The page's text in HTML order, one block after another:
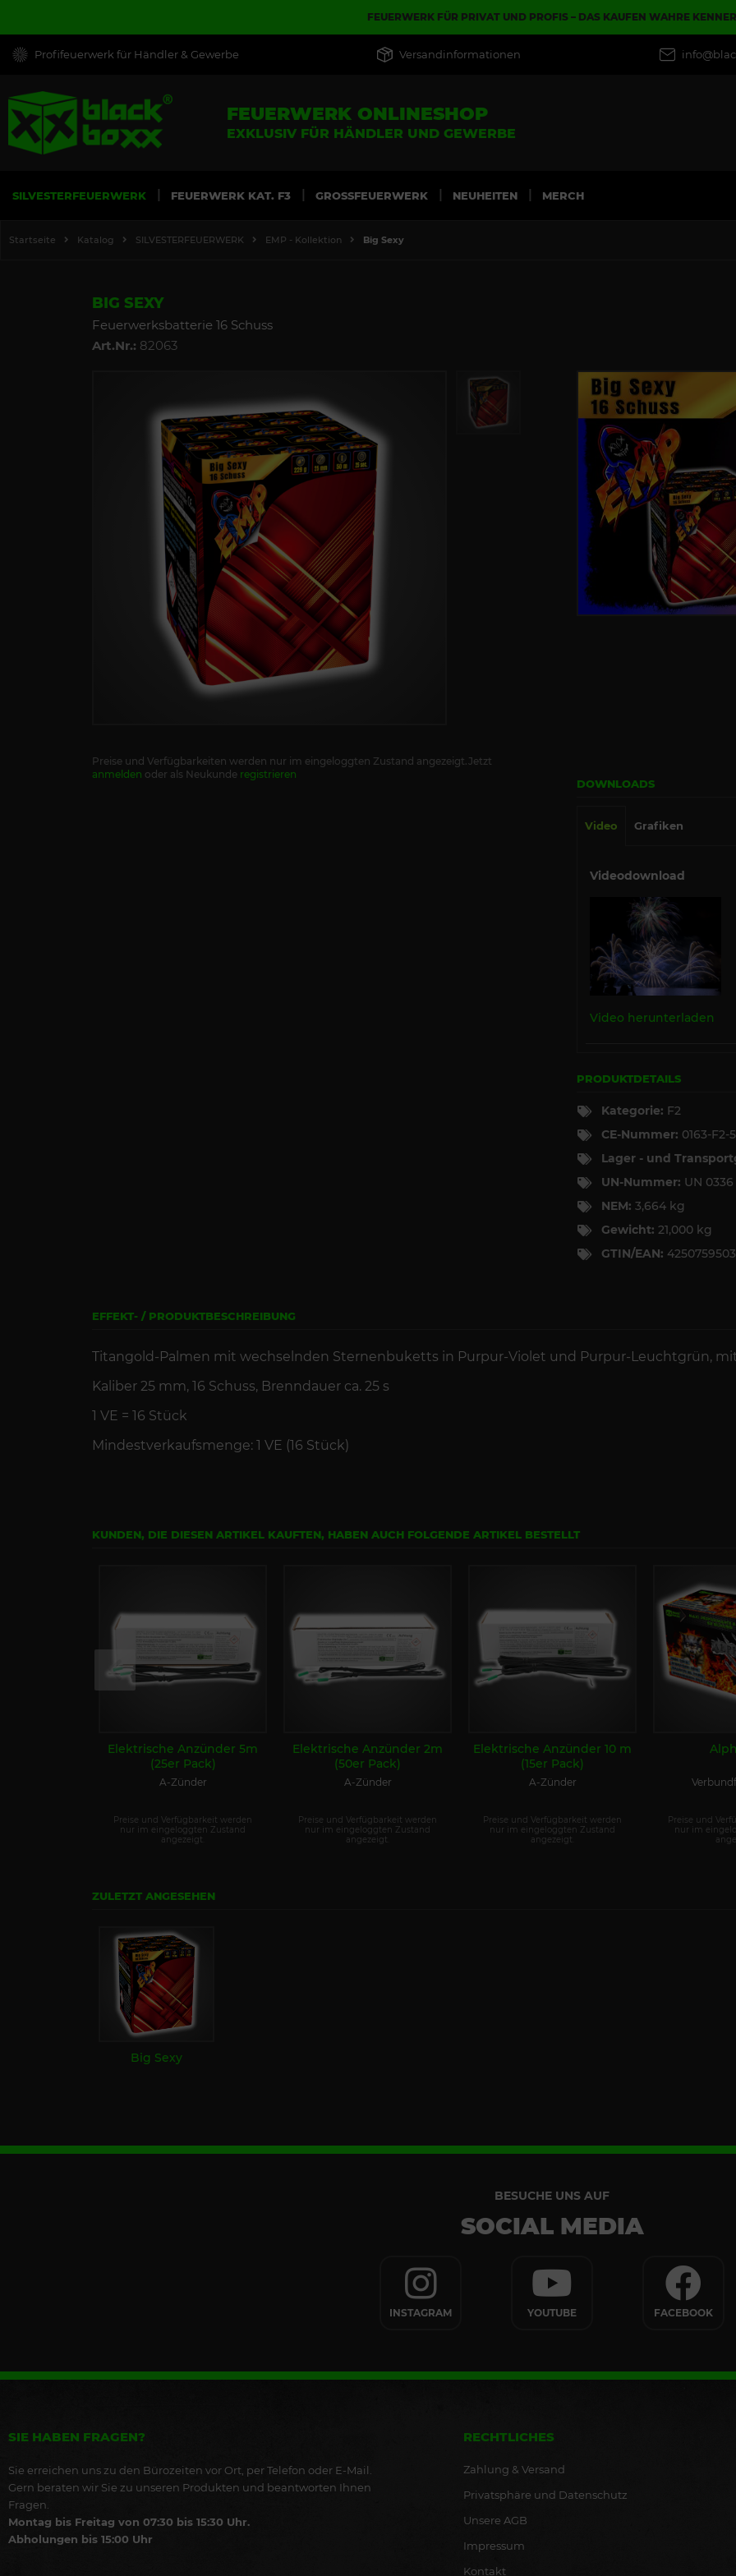
FEUERWERK FÜR PRIVAT UND PROFIS – DAS KAUFEN WAHRE KENNER
Profifeuerwerk für Händler & Gewerbe Versandinformationen
FEUERWERK ONLINESHOP
EXKLUSIV FÜR HÄNDLER UND GEWERBE
SILVESTERFEUERWERK FEUERWERK KAT. F3 GROSSFEUERWERK NEUHEITEN MERCH
Startseite Katalog SILVESTERFEUERWERK EMP - Kollektion Big Sexy
BIG SEXY
Feuerwerksbatterie 16 Schuss
Art.Nr.: 82063
Preise und Verfügbarkeiten werden nur im eingeloggten Zustand angezeigt.Jetzt
anmelden oder als Neukunde registrieren
DOWNLOADS
Video Grafiken
Videodownload
Video herunterladen
PRODUKTDETAILS
Kategorie: F2
CE-Nummer: 0163-F2-
Lager - und
UN-Nummer: UN 0336
NEM: 3,664 kg
Gewicht: 21,000 kg
GTIN/EAN:
EFFEKT- / PRODUKTBESCHREIBUNG
Titangold-Palmen mit wechselnden Sternenbuketts in Purpur-Violet und Purpur-Leuchtgrün,
Kaliber 25 mm, 16 Schuss, Brenndauer ca. 25 s
1 VE = 16 Stück
Mindestverkaufsmenge: 1 VE (16 Stück)
KUNDEN, DIE DIESEN ARTIKEL KAUFTEN, HABEN AUCH FOLGENDE ARTIKEL BESTELLT
Elektrische Anzünder 5m
(25er Pack)
A-Zünder
Preise und Verfügbarkeit werden
nur im eingeloggten Zustand
angezeigt.
Elektrische Anzünder 2m
(50er Pack)
A-Zünder
Preise und Verfügbarkeit werden
nur im eingeloggten Zustand
angezeigt.
Elektrische Anzünder 10 m
(15er Pack)
A-Zünder
Preise und Verfügbarkeit werden
nur im eingeloggten Zustand
angezeigt.
Preise und
nur im
ZULETZT ANGESEHEN
Big Sexy
BESUCHE UNS AUF
SOCIAL MEDIA
INSTAGRAM YOUTUBE FACEBOOK
SIE HABEN FRAGEN?
Sie erreichen uns zu den Bürozeiten vor Ort, per Telefon oder E-Mail.
Gern beraten wir Sie zu unseren Produkten und beantworten Ihnen
Fragen.
Montag bis Freitag von 07:30 bis 15:30 Uhr.
Abholungen bis 15:00 Uhr
RECHTLICHES
Zahlung & Versand
Privatsphäre und Datenschutz
Unsere AGB
Impressum
Kontakt